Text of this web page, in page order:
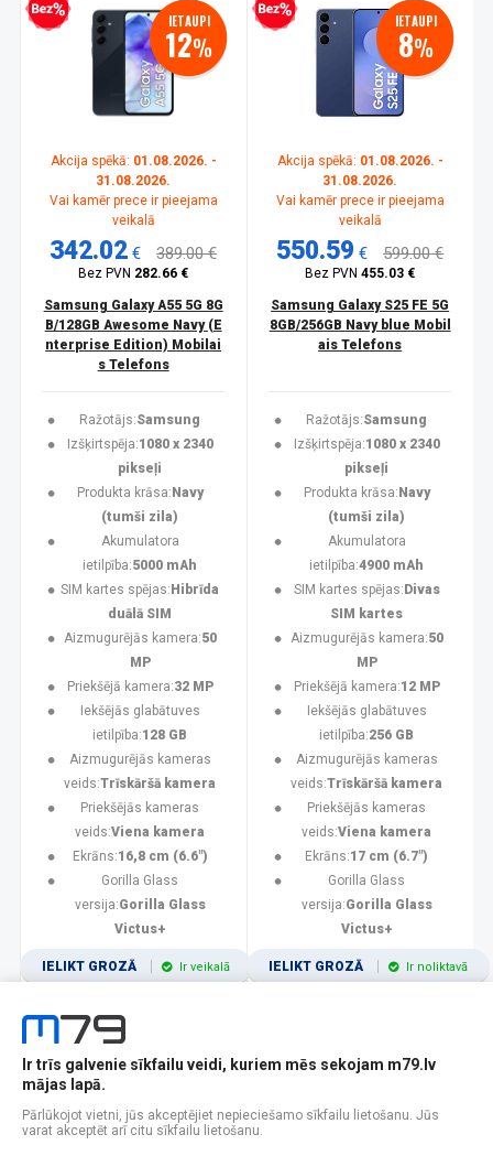
kredīts IETAUPI
12%
Akcija spēkā: 01.08.2026. -
31.08.2026.
Vai kamēr prece ir pieejama
veikalā
342.02 € 389.00 €
Bez PVN 282.66 €
Samsung Galaxy A55 5G 8G
B/128GB Awesome Navy (E
nterprise Edition) Mobilai
s Telefons
Ražotājs:Samsung
Izšķirtspēja:1080 x 2340
pikseļi
Produkta krāsa: Navy
(tumši zila)
Akumulatora
ietilpība:5000 mAh
SIM kartes spējas: Hibrīda
duālā SIM
Aizmugurējās kamera:50
MP
Priekšējā kamera:32 MP
Iekšējās glabātuves
ietilpība:128 GB
Aizmugurējās kameras
veids:Trīskāršā kamera
Priekšējās kameras
veids:Viena kamera
Ekrāns:16,8 cm (6.6")
Gorilla Glass
versija:Gorilla Glass
Victus+
IELIKT GROZĀ Ir veikalā
Bezprocentu kredīts IETAUPI
8%
Akcija spēkā: 01.08.2026. -
31.08.2026.
Vai kamēr prece ir pieejama
veikalā
550.59 € 599.00 €
Bez PVN455.03 €
Samsung Galaxy S25 FE 5G
8GB/256GB Navy blue Mobil
ais Telefons
Ražotājs:Samsung
Izšķirtspēja:1080 x 2340
pikseļi
Produkta krāsa: Navy
(tumši zila)
Akumulatora
ietilpība:4900 mAh
SIM kartes spējas: Divas
SIM kartes
Aizmugurējās kamera:50
MP
Priekšējā kamera:12 MP
Iekšējās glabātuves
ietilpība:256 GB
Aizmugurējās kameras
veids:Trīskāršā kamera
Priekšējās kameras
veids:Viena kamera
Ekrāns:17 cm (6.7")
Gorilla Glass
versija:Gorilla Glass
Victus+
IELIKT GROZĀ Ir noliktavā
1 2 3 4 5 6 7 8 9 10 11
Popularitātes Rādīt 12
Ir trīs galvenie sīkfailu veidi, kuriem mēs sekojam m79.lv
mājas lapā.
Pārlūkojot vietni, jūs akceptējiet nepieciešamo sīkfailu lietošanu. Jūs
varat akceptēt arī citu sīkfailu lietošanu.